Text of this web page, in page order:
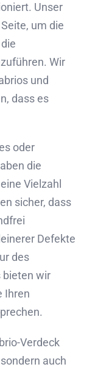
Unser
um die
Wir
und
dass es
oder
die
Vielzahl
sicher, dass
Defekte
des
bieten wir
Ihren
Verdeck
auch